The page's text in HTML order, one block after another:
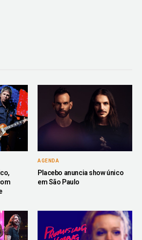
AGENDA
Placebo anuncia show único
em São Paulo